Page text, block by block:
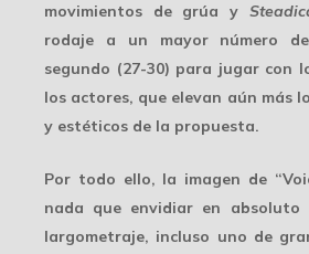
movimientos de grúa y
rodaje a un mayor número
segundo (27-30) para jugar con
los actores, que elevan aún más
y estéticos de la propuesta.
Por todo ello, la imagen de
nada que envidiar en
largometraje, incluso uno de